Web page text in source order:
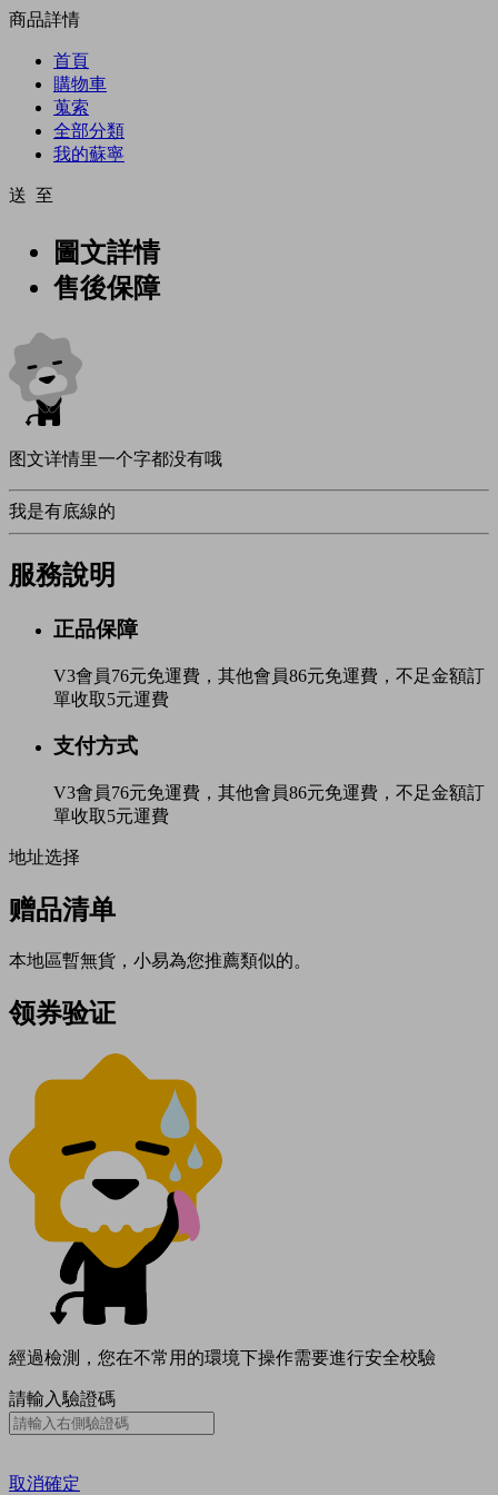
商品詳情
首頁
購物車
蒐索
全部分類
我的蘇寧
送 至
圖文詳情
售後保障
图文详情里一个字都没有哦
我是有底線的
服務說明
正品保障
V3會員76元免運費，其他會員86元免運費，不足金額訂
單收取5元運費
支付方式
V3會員76元免運費，其他會員86元免運費，不足金額訂
單收取5元運費
地址选择
赠品清单
本地區暫無貨，小易為您推薦類似的。
领券验证
經過檢測，您在不常用的環境下操作需要進行安全校驗
請輸入驗證碼
取消確定